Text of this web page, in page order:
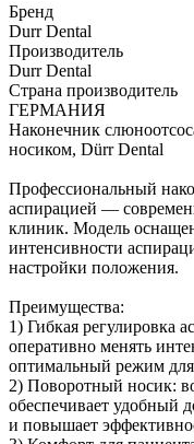
Бренд
Durr Dental
Производитель
Durr Dental
Страна производитель
ГЕРМАНИЯ
Наконечник
носиком, Dürr Dental
Профессиональный
аспирацией —
клиник. Модель
интенсивности
настройки положения.
Преимущества:
1) Гибкая регулировка
оперативно менять
оптимальный режим
2) Поворотный носик:
обеспечивает удобный
и повышает